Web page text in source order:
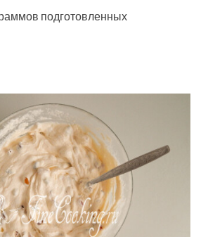
подготовленных